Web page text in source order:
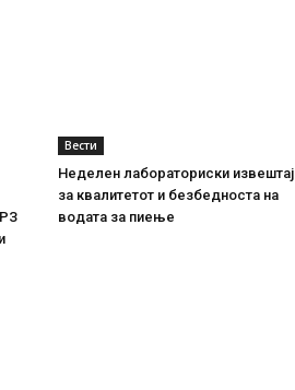
Вести
Неделен лабораториски извештај
за квалитетот и безбедноста на
водата за пиење